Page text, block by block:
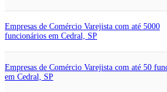
Empresas de Comércio Varejista com até 5000
funcionários em Cedral, SP
Empresas de Comércio Varejista com até 50
em Cedral, SP